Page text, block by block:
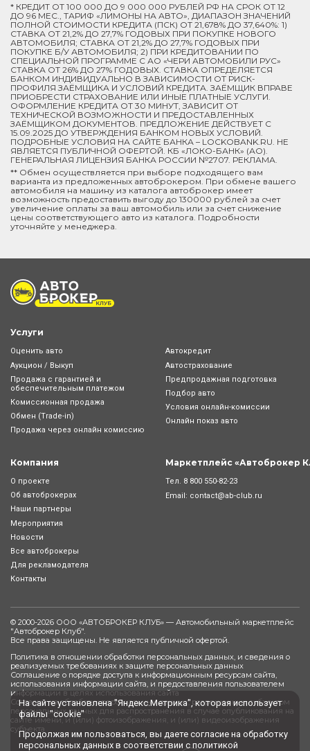
На сайте установлена "Яндекс.Метрика", которая использует
файлы "cookie"
Продолжая им пользоваться, вы даете согласие на обработку
персональных данных в соответствии сполитикой
* КРЕДИТ ОТ 100 000 ДО 9 000 000 РУБЛЕЙ РФ НА СРОК ОТ 12
ДО 96 МЕС., ТАРИФ «ЛИМОНЫ НА АВТО», ДИАПАЗОН ЗНАЧЕНИЙ
ПОЛНОЙ СТОИМОСТИ КРЕДИТА (ПСК) ОТ 21,678% ДО 37,640%: 1)
СТАВКА ОТ 21,2% ДО 27,7% ГОДОВЫХ ПРИ ПОКУПКЕ НОВОГО
АВТОМОБИЛЯ; СТАВКА ОТ 21,2% ДО 27,7% ГОДОВЫХ ПРИ
ПОКУПКЕ Б/У АВТОМОБИЛЯ; 2) ПРИ КРЕДИТОВАНИИ ПО
СПЕЦИАЛЬНОЙ ПРОГРАММЕ C АО «ЧЕРИ АВТОМОБИЛИ РУС»
СТАВКА ОТ 26% ДО 27% ГОДОВЫХ. СТАВКА ОПРЕДЕЛЯЕТСЯ
БАНКОМ ИНДИВИДУАЛЬНО В ЗАВИСИМОСТИ ОТ РИСК-
ПРОФИЛЯ ЗАЁМЩИКА И УСЛОВИЙ КРЕДИТА. ЗАЁМЩИК ВПРАВЕ
ПРИОБРЕСТИ СТРАХОВАНИЕ ИЛИ ИНЫЕ ПЛАТНЫЕ УСЛУГИ.
ОФОРМЛЕНИЕ КРЕДИТА ОТ 30 МИНУТ, ЗАВИСИТ ОТ
ТЕХНИЧЕСКОЙ ВОЗМОЖНОСТИ И ПРЕДОСТАВЛЕННЫХ
ЗАЁМЩИКОМ ДОКУМЕНТОВ. ПРЕДЛОЖЕНИЕ ДЕЙСТВУЕТ С
15.09.2025 ДО УТВЕРЖДЕНИЯ БАНКОМ НОВЫХ УСЛОВИЙ.
ПОДРОБНЫЕ УСЛОВИЯ НА САЙТЕ БАНКА – LOCKOBANK.RU. НЕ
ЯВЛЯЕТСЯ ПУБЛИЧНОЙ ОФЕРТОЙ. КБ «ЛОКО-БАНК» (АО).
ГЕНЕРАЛЬНАЯ ЛИЦЕНЗИЯ БАНКА РОССИИ №2707. РЕКЛАМА.
** Обмен осуществляется при выборе подходящего вам
варианта из предложенных автоброкером. При обмене вашего
автомобиля на машину из каталога автоброкер имеет
возможность предоставить выгоду до 130000 рублей за счет
увеличение оплаты за ваш автомобиль или за счет снижение
цены соответствующего авто из каталога. Подробности
уточняйте у менеджера.
Услуги
Оценить авто
Аукцион / Выкуп
Продажа с гарантией и
обеспечительным платежом
Комиссионная продажа
Обмен (Trade-in)
Продажа через онлайн комиссию
Автокредит
Автострахование
Предпродажная подготовка
Подбор авто
Условия онлайн-комиcсии
Онлайн показ авто
Компания
О проекте
Об автоброкерах
Наши партнеры
Мероприятия
Новости
Все автоброкеры
Для рекламодателя
Контакты
Маркетплейс «Автоброкер
Тел. 8 800 550-82-23
Email: contact@ab-club.ru
© 2000-2026 ООО «АВТОБРОКЕР КЛУБ» — Автомобильный маркетплейс
"Автоброкер Клуб".
Все права защищены. Не является публичной офертой.
Политика в отношении обработки персональных данных, и сведения о
реализуемых требованиях к защите персональных данных
Соглашение о порядке доступа к информационным ресурсам сайта,
использования информации сайта, и предоставления пользователем
информации в целях использования сайта
Согласие на обработку персональных данных, разрешенных субъектом
персональных данных для распространения в случае опубликования на
сайте имени, и (или) фотоизображения, и (или) видеоизображения
субъекта